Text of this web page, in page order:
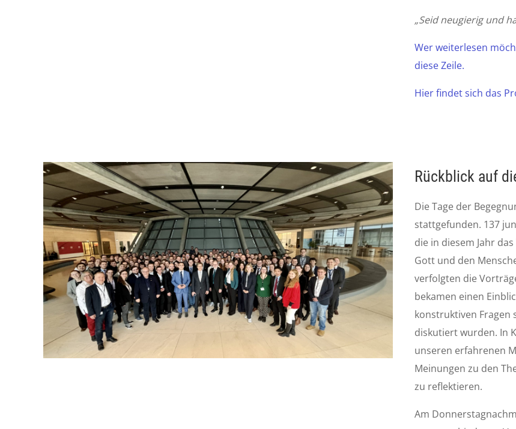
„Seid neugierig und
Wer weiterlesen
diese Zeile.
Hier findet sich das
Rückblick auf
Die Tage der
stattgefunden. 137
die in diesem Jahr
Gott und den
verfolgten die
bekamen einen
konstruktiven Fragen
diskutiert wurden. In
unseren erfahrenen
Meinungen zu den
zu reflektieren.
Am